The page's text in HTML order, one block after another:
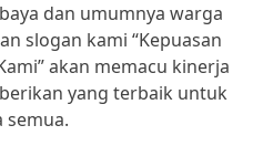
dan umumnya warga
slogan kami “Kepuasan
akan memacu kinerja
yang terbaik untuk
semua.